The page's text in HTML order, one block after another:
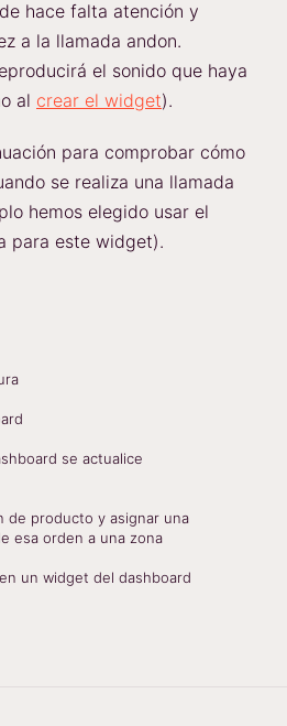
hace falta atención y
a la llamada andon.
el sonido que haya
al crear el widget).
para comprobar cómo
se realiza una llamada
hemos elegido usar el
para este widget).
se actualice
de producto y asignar una
esa orden a una zona
un widget del dashboard